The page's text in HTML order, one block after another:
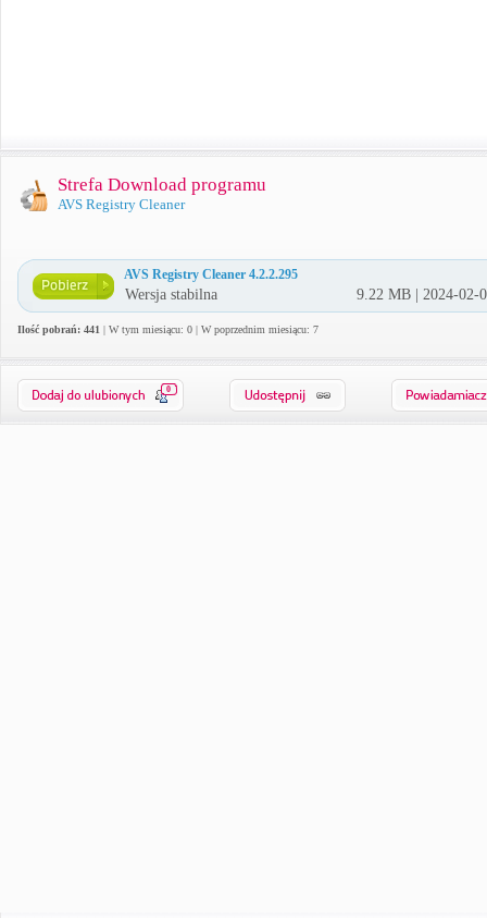
Strefa Download programu
AVS Registry Cleaner
AVS Registry Cleaner 4.2.2.295
Wersja stabilna 9.22 MB | 2024-02-
Ilość pobrań: 441 | W tym miesiącu: 0 | W poprzednim miesiącu: 7
0